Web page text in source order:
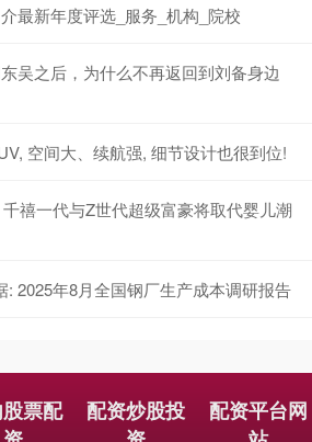
最新年度评选_服务_机构_院校
吴之后，为什么不再返回到刘备身边
空间大、续航强, 细节设计也很到位!
禧一代与Z世代超级富豪将取代婴儿潮
: 2025年8月全国钢厂生产成本调研报告
票配
配资炒股投
配资平台网